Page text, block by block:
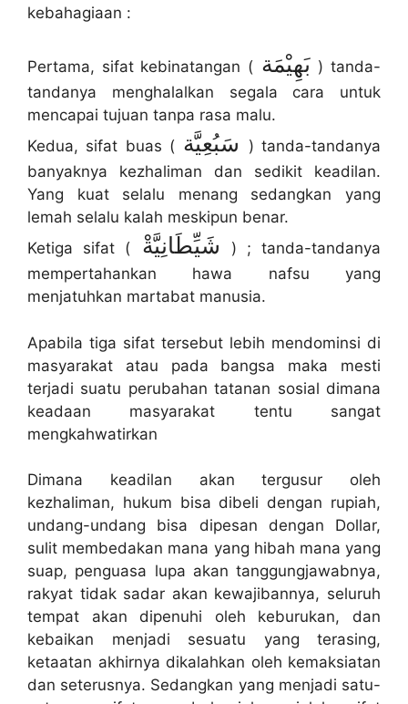
kebahagiaan :
Pertama, sifat kebinatangan ( ﺑَﻬِﻴْﻤَﺔ ) tanda-
tandanya menghalalkan segala cara untuk
mencapai tujuan tanpa rasa malu.
Kedua, sifat buas (
) tanda-tandanya
banyaknya kezhaliman dan sedikit keadilan.
Yang kuat selalu menang sedangkan yang
lemah selalu kalah meskipun benar.
Ketiga sifat (
) ; tanda-tandanya
mempertahankan hawa nafsu yang
menjatuhkan martabat manusia.
Apabila tiga sifat tersebut lebih mendominsi di
masyarakat atau pada bangsa maka mesti
terjadi suatu perubahan tatanan sosial dimana
keadaan masyarakat tentu sangat
mengkahwatirkan
Dimana keadilan akan tergusur oleh
kezhaliman, hukum bisa dibeli dengan rupiah,
undang-undang bisa dipesan dengan Dollar,
sulit membedakan mana yang hibah mana yang
suap, penguasa lupa akan tanggungjawabnya,
rakyat tidak sadar akan kewajibannya, seluruh
tempat akan dipenuhi oleh keburukan, dan
kebaikan menjadi sesuatu yang terasing,
ketaatan akhirnya dikalahkan oleh kemaksiatan
dan seterusnya. Sedangkan yang menjadi satu-